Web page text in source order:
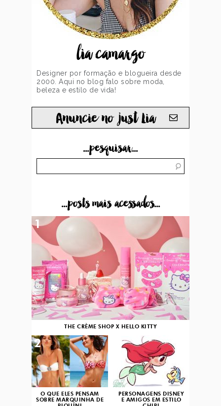
lia camargo
Designer por formação e blogueira desde
2000. Aqui no blog falo sobre moda,
beleza e estilo de vida!
Anuncie no just Lia
...pesquisar...
...posts mais acessados...
THE CRÈME SHOP X HELLO KITTY
1
O QUE ELES PENSAM
SOBRE MARQUINHA DE
2
PERSONAGENS DISNEY
E AMIGOS EM ESTILO
3